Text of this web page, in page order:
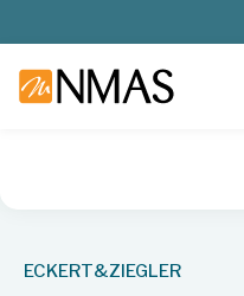
ECKERT&ZIEGLER